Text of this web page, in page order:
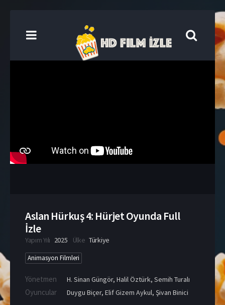
Aslan Hürkuş 4: Hürjet Oyunda Full
İzle
Yapım Yılı 2025 Ülke Türkiye
Animasyon Filmleri
Yönetmen H. Sinan Güngör, Halil Öztürk, Semih Turalı
Oyuncular Duygu Biçer, Elif Gizem Aykul, Şivan Binici